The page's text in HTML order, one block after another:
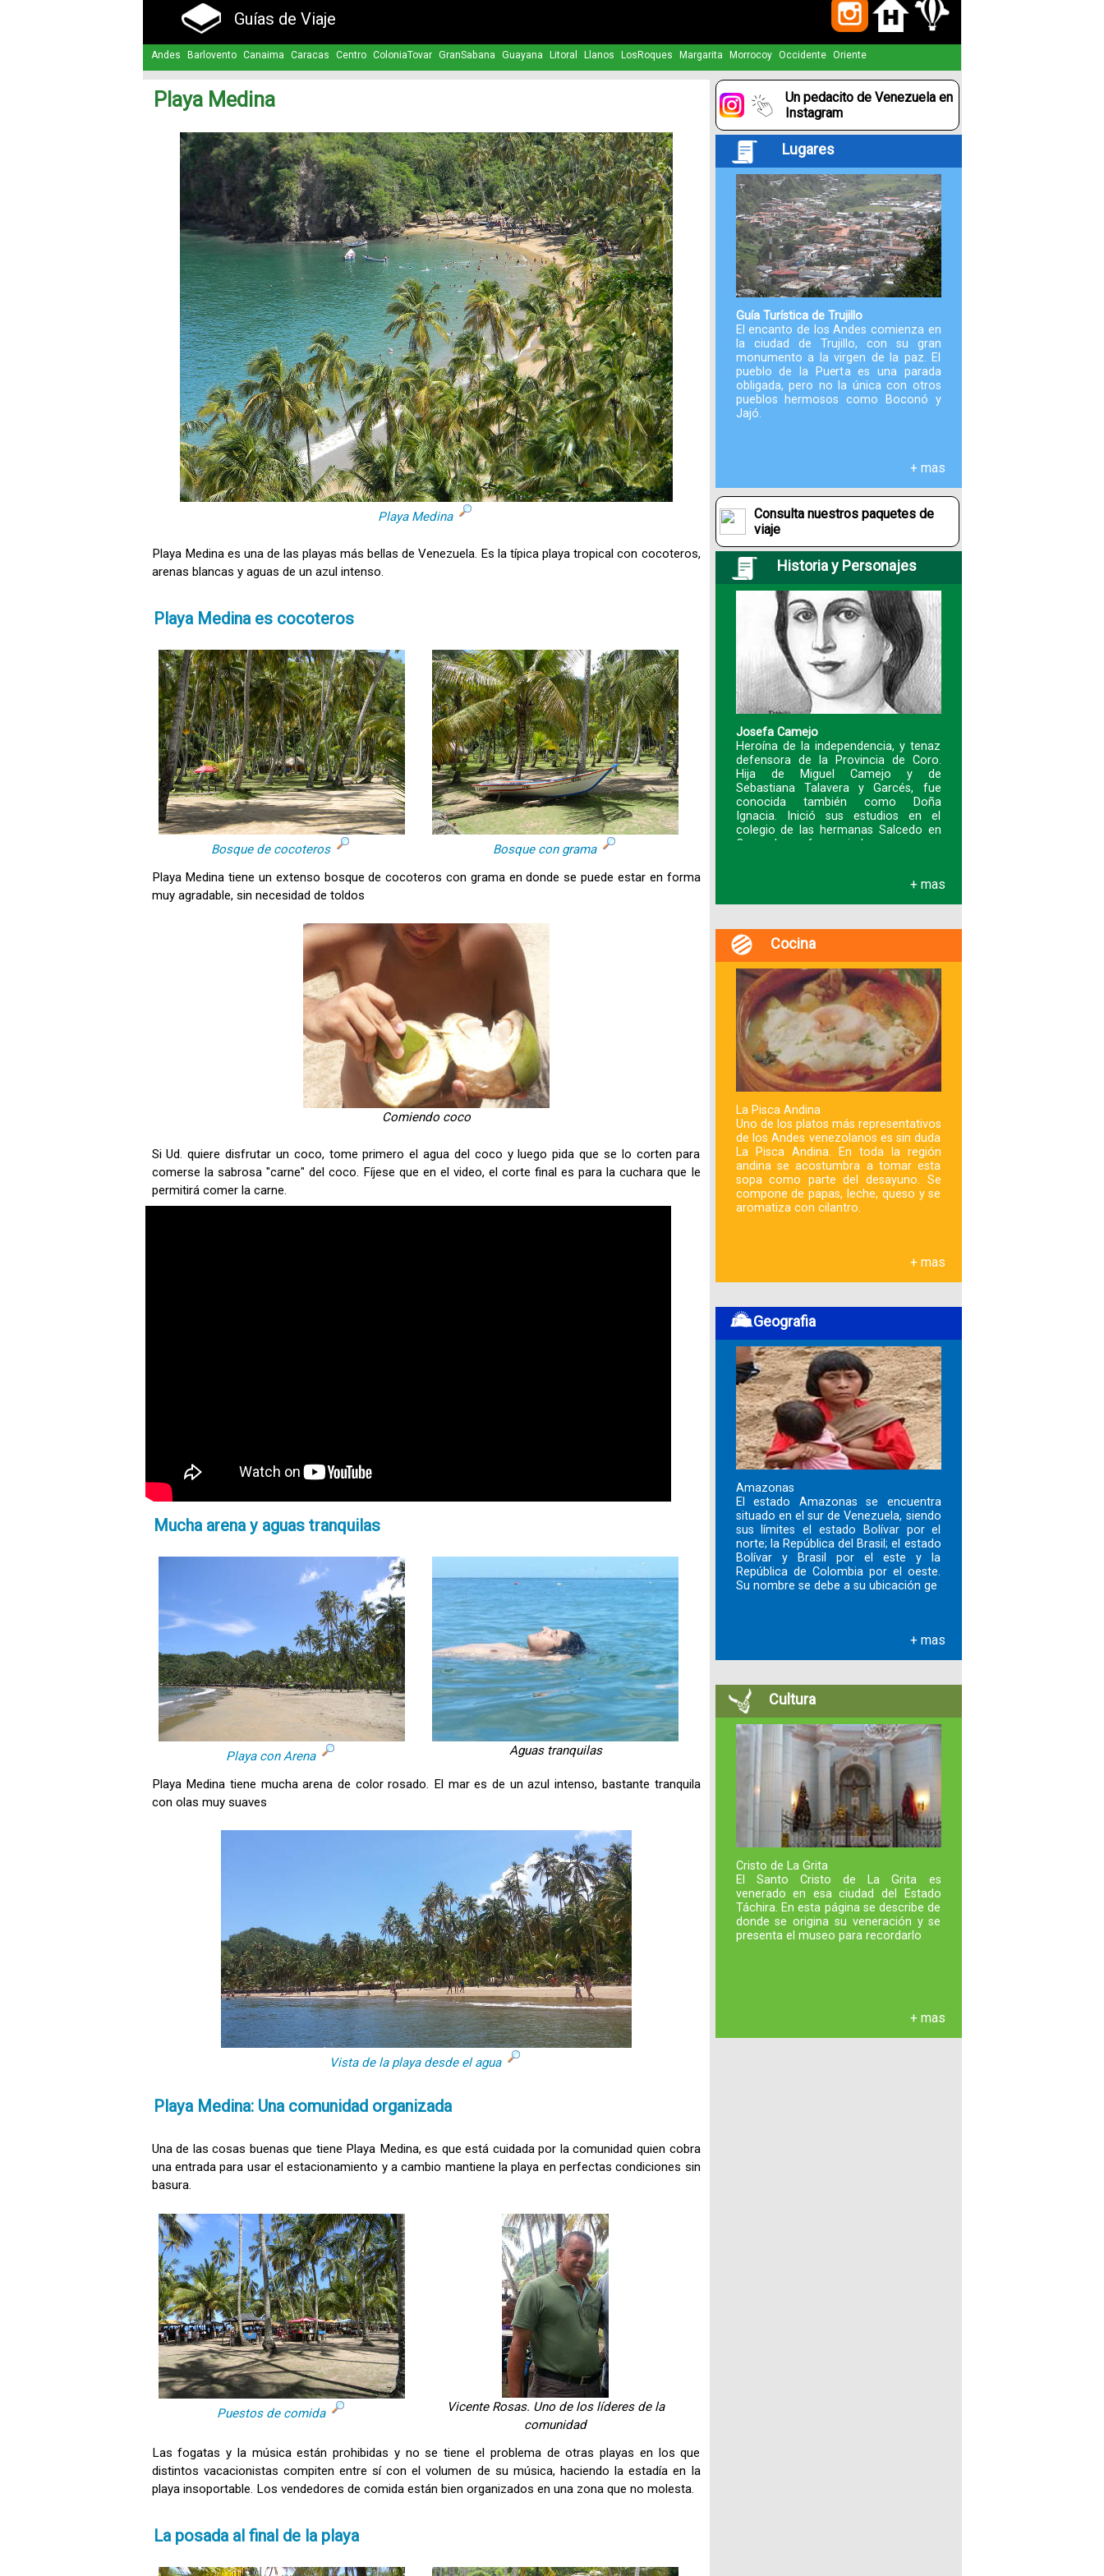
Guías de Viaje
Andes Barlovento Canaima Caracas Centro ColoniaTovar GranSabana Guayana Litoral Llanos LosRoques Margarita Morrocoy Occidente Oriente
Playa Medina
Playa Medina
Playa Medina es una de las playas más bellas de Venezuela. Es la típica playa tropical con cocoteros,
arenas blancas y aguas de un azul intenso.
Playa Medina es cocoteros
Bosque de cocoteros
Bosque con grama
Playa Medina tiene un extenso bosque de cocoteros con grama en donde se puede estar en forma
muy agradable, sin necesidad de toldos
Comiendo coco
Si Ud. quiere disfrutar un coco, tome primero el agua del coco y luego pida que se lo corten para
comerse la sabrosa "carne" del coco. Fíjese que en el video, el corte final es para la cuchara que le
permitirá comer la carne.
Mucha arena y aguas tranquilas
Playa con Arena Aguas tranquilas
Playa Medina tiene mucha arena de color rosado. El mar es de un azul intenso, bastante tranquila
con olas muy suaves
Vista de la playa desde el agua
Playa Medina: Una comunidad organizada
Una de las cosas buenas que tiene Playa Medina, es que está cuidada por la comunidad quien cobra
una entrada para usar el estacionamiento y a cambio mantiene la playa en perfectas condiciones sin
basura.
Puestos de comida
Vicente Rosas. Uno de los líderes de la
comunidad
Las fogatas y la música están prohibidas y no se tiene el problema de otras playas en los que
distintos vacacionistas compiten entre sí con el volumen de su música, haciendo la estadía en la
playa insoportable. Los vendedores de comida están bien organizados en una zona que no molesta.
La posada al final de la playa
Un pedacito de Venezuela en
Instagram
Lugares
Guía Turística de Trujillo
El encanto de los Andes comienza en
la ciudad de Trujillo, con su gran
monumento a la virgen de la paz. El
pueblo de la Puerta es una parada
obligada, pero no la única con otros
pueblos hermosos como Boconó y
Jajó.
+ mas
Consulta nuestros paquetes de
viaje
Historia y Personajes
Josefa Camejo
Heroína de la independencia, y tenaz
defensora de la Provincia de Coro.
Hija de Miguel Camejo y de
Sebastiana Talavera y Garcés, fue
conocida también como Doña
Ignacia. Inició sus estudios en el
colegio de las hermanas Salcedo en
Coro y luego fue enviad
+ mas
Cocina
La Pisca Andina
Uno de los platos más representativos
de los Andes venezolanos es sin duda
La Pisca Andina. En toda la región
andina se acostumbra a tomar esta
sopa como parte del desayuno. Se
compone de papas, leche, queso y se
aromatiza con cilantro.
+ mas
Geografia
Amazonas
El estado Amazonas se encuentra
situado en el sur de Venezuela, siendo
sus límites el estado Bolívar por el
norte; la República del Brasil; el estado
Bolívar y Brasil por el este y la
República de Colombia por el oeste.
Su nombre se debe a su ubicación ge
+ mas
Cultura
Cristo de La Grita
El Santo Cristo de La Grita es
venerado en esa ciudad del Estado
Táchira. En esta página se describe de
donde se origina su veneración y se
presenta el museo para recordarlo
+ mas